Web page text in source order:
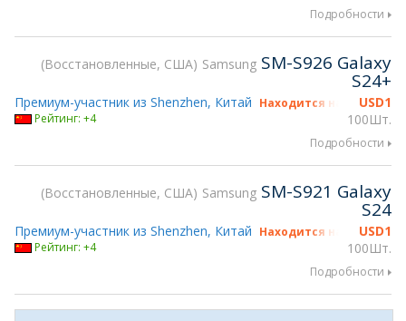
Подробности
Восстановленные, США Samsung SM-S926 Galaxy
S24+
USD1
100Шт.
Премиум-участник из Shenzhen, Китай Находится на gsmX
Рейтинг: +4
Подробности
Восстановленные, США Samsung SM-S921 Galaxy
S24
USD1
100Шт.
Премиум-участник из Shenzhen, Китай Находится на gsmX
Рейтинг: +4
Подробности